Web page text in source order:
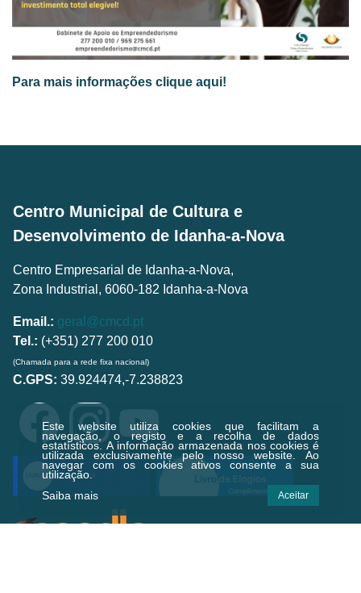
Este website utiliza cookies que facilitam a
navegação, o registo e a recolha de dados
estatísticos.A informação armazenada nos cookies é
utilizada exclusivamente pelo nosso website. Ao
navegar com os cookies ativos consente a sua
utilização.
Saiba mais
Aceitar
Para mais informações clique aqui!
Centro Municipal de Cultura e
Desenvolvimento de Idanha-a-Nova
Centro Empresarial de Idanha-a-Nova,
Zona Industrial, 6060-182 Idanha-a-Nova
Email.: geral@cmcd.pt
Tel.: (+351) 277 200 010
(Chamada para a rede fixa nacional)
C.GPS: 39.924474,-7.238823